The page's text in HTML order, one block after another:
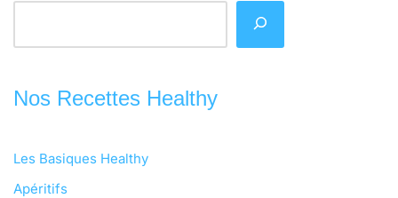
Nos Recettes Healthy
Les Basiques Healthy
Apéritifs